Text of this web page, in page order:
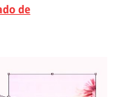
de